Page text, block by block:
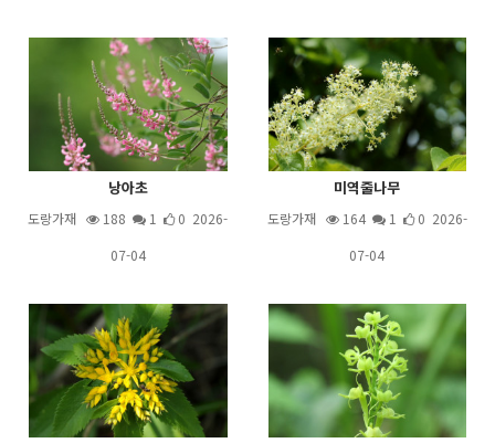
낭아초
도랑가재 188 1
0 2026-
07-04
미역줄나무
도랑가재 164 1
0 2026-
07-04